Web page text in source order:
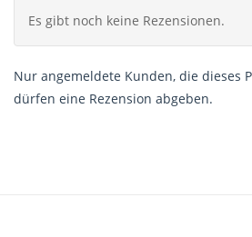
Es gibt noch keine Rezensionen.
Nur angemeldete Kunden, die dieses
dürfen eine Rezension abgeben.